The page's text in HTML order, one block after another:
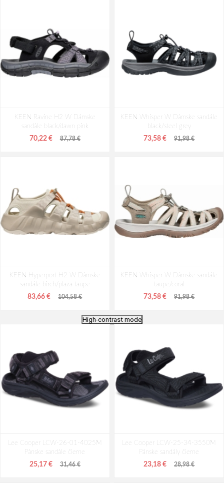
KEEN Ravine H2 W Dámske
sandále black/dawn pink
70,22 € 87,78 €
KEEN Whisper W Dámske sandále
black/steel grey
73,58 € 91,98 €
KEEN Hyperport H2 W Dámske
sandále birch/plaza taupe
83,66 € 104,58 €
KEEN Whisper W Dámske sandále
taupe/coral
73,58 € 91,98 €
rose brown/peach parfait
73,58 € 91,98 €
sandále navy/blue glow
80,30 € 100,38 €
High-contrast mode
Lee Cooper LCW-26-01-4025M
Pánske sandále čierne
25,17 € 31,46 €
Lee Cooper LCW-25-34-3550M
Pánske sandály čierne
23,18 € 28,98 €